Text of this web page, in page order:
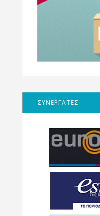
ΣΥΝΕΡΓΑΤΕΣ